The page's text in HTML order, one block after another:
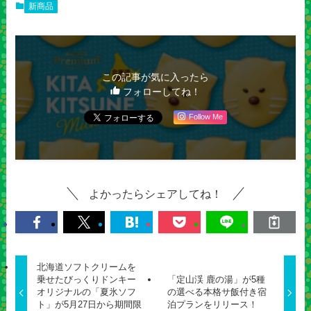
新商品
この記事が気に入ったら
フォローしてね！
Follow Me
よかったらシェアしてね！
北海道ソフトクリームを
乗せたびっくりドンキー
オリジナルの「夏氷ソフ
ト」が5月27日から期間限
「定山渓 鹿の湯」が5種
の選べる本格サ飯付き宿
泊プランをリリース！